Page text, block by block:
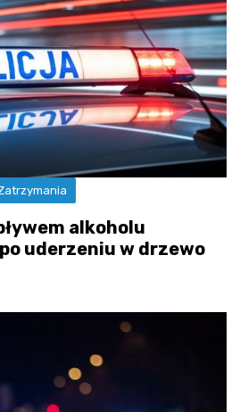
alkoholu
uderzeniu w drzewo